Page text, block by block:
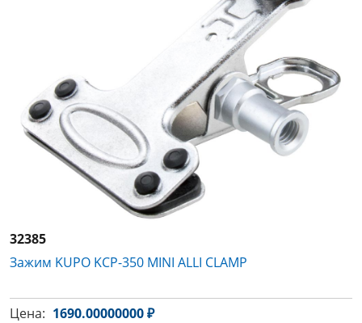
32385
Зажим KUPO KCP-350 MINI ALLI CLAMP
Цена: 1690.00000000 ₽